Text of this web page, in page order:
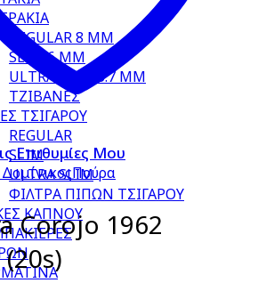
REGULAR 8 MM
SLIM 6 MM
ULTRA SLIM 5.7 MM
ΤΖΙΒΑΝΕΣ
ΤΣΙΓΑΡΟΥ
REGULAR
SLIM
ULTRA SLIM
ΦΙΛΤΡΑ ΠΙΠΩΝ ΤΣΙΓΑΡΟΥ
ΚΑΠΝΟΥ
Επιθυμίες Μου
Πούρα
Corojo 1962